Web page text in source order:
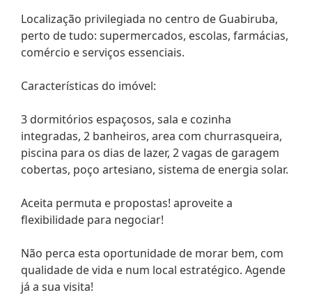
Localização privilegiada no centro de Guabiruba,
perto de tudo: supermercados, escolas, farmácias,
comércio e serviços essenciais.
Características do imóvel:
3 dormitórios espaçosos, sala e cozinha
integradas, 2 banheiros, area com churrasqueira,
piscina para os dias de lazer, 2 vagas de garagem
cobertas, poço artesiano, sistema de energia solar.
Aceita permuta e propostas! aproveite a
flexibilidade para negociar!
Não perca esta oportunidade de morar bem, com
qualidade de vida e num local estratégico. Agende
já a sua visita!